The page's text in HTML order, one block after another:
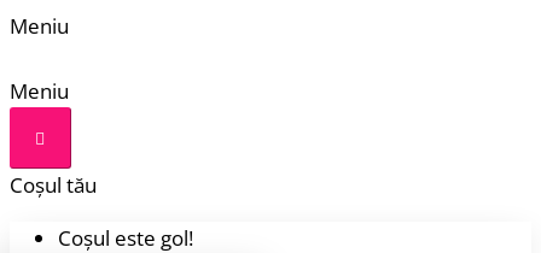
Meniu
Meniu
Coșul tău
Coșul este gol!